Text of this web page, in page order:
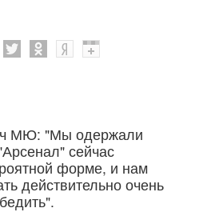
МЮ: "Мы одержали
сейчас
форме, и нам
действительно очень